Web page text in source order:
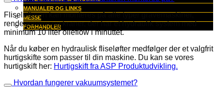
MANUALER OG LINKS
MESSE
FORHANDLER
Fliseløfteren kan monteres på alle typer gravemaskiner,
rendegravere og kraner, der har et hydraulik system med
minimum 10 liter olieflow i minuttet.
Når du køber en hydraulisk fliseløfter medfølger der et valgfrit
hurtigskifte som passer til din maskine. Du kan se vores
hurtigskift her: Hurtigskift fra ASP Produktudvikling.
Hvordan fungerer vakuumsystemet?